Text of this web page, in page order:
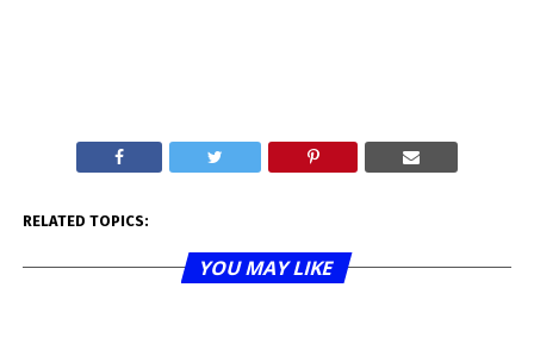
RELATED TOPICS:
YOU MAY LIKE